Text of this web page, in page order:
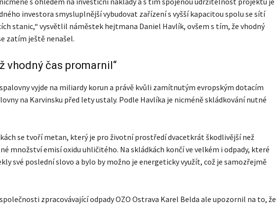
investora smysluplnější vybudovat zařízení s vyšší kapacitou spolu se sítí
stanic,“ vysvětlil náměstek hejtmana Daniel Havlík, ovšem s tím, že vhodný
zatím ještě nenašel.
vhodný čas promarnil“
vyjde na miliardy korun a právě kvůli zamítnutým evropským dotacím
na Karvinsku před lety ustaly. Podle Havlíka je nicméně skládkování nutné
se tvoří metan, který je pro životní prostředí dvacetkrát škodlivější než
množství emisí oxidu uhličitého. Na skládkách končí ve velkém i odpady, které
své poslední slovo a bylo by možno je energeticky využít, což je samozřejmě
zpracovávající odpady OZO Ostrava Karel Belda ale upozornil na to, že